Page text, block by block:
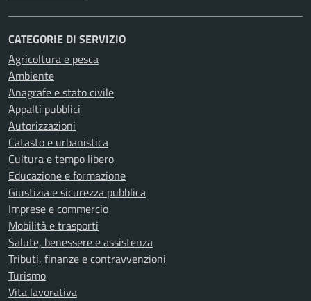
CATEGORIE DI SERVIZIO
Agricoltura e pesca
Ambiente
Anagrafe e stato civile
Appalti pubblici
Autorizzazioni
Catasto e urbanistica
Cultura e tempo libero
Educazione e formazione
Giustizia e sicurezza pubblica
Imprese e commercio
Mobilità e trasporti
Salute, benessere e assistenza
Tributi, finanze e contravvenzioni
Turismo
Vita lavorativa